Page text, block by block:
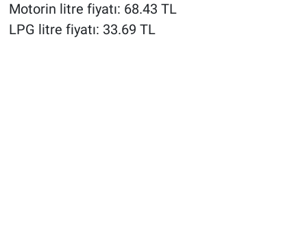
Motorin litre fiyatı: 68.43 TL
LPG litre fiyatı: 33.69 TL